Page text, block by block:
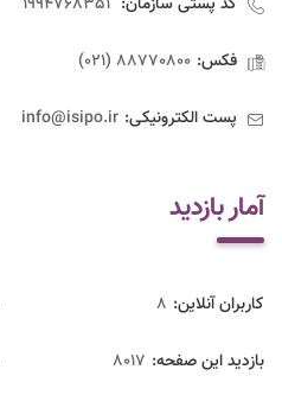
فکس: 88770800 (021)
پست الکترونیکی: info@isipo.ir
آمار بازدید
کاربران آنلاین: 8
بازدید این صفحه: 8017